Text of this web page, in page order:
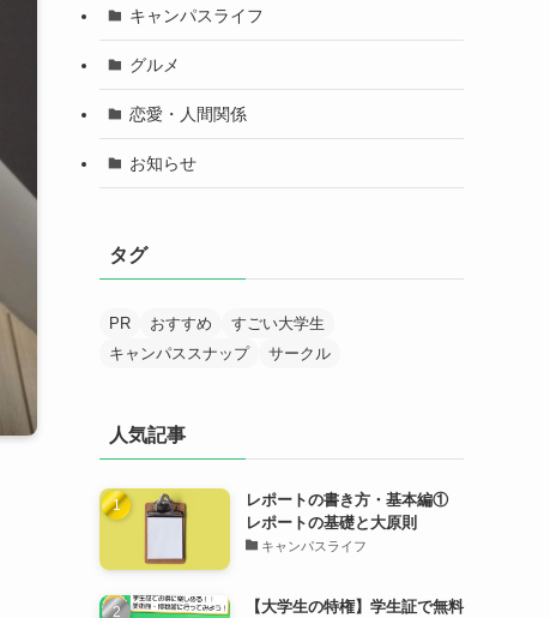
キャンパスライフ
グルメ
恋愛・人間関係
お知らせ
タグ
PR おすすめ
すごい大学生
キャンパススナップ
サークル
人気記事
レポートの書き方・基本編①
レポートの基礎と大原則
キャンパスライフ
【大学生の特権】学生証で無料